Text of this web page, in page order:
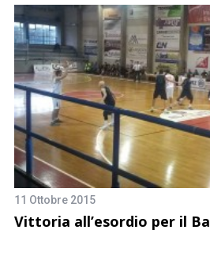
11 Ottobre 2015
Vittoria all’esordio per il